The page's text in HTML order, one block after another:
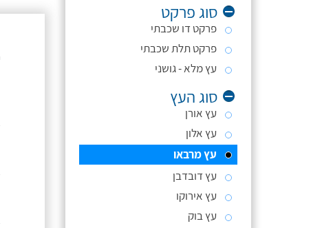
סוג פרקט
פרקט דו שכבתי
פרקט תלת שכבתי
עץ מלא - גושני
סוג העץ
עץ אורן
עץ אלון
עץ מרבאו
עץ דובדבן
עץ אירוקו
עץ בוק